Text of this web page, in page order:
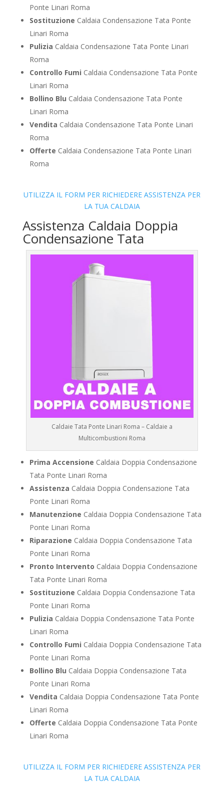
Ponte Linari Roma
Sostituzione Caldaia Condensazione Tata Ponte
Linari Roma
Pulizia Caldaia Condensazione Tata Ponte Linari
Roma
Controllo Fumi Caldaia Condensazione Tata Ponte
Linari Roma
Bollino Blu Caldaia Condensazione Tata Ponte
Linari Roma
Vendita Caldaia Condensazione Tata Ponte Linari
Roma
Offerte Caldaia Condensazione Tata Ponte Linari
Roma
UTILIZZA IL FORM PER RICHIEDERE ASSISTENZA PER
LA TUA CALDAIA
Assistenza Caldaia Doppia
Condensazione Tata
Caldaie Tata Ponte Linari Roma – Caldaie a
Multicombustioni Roma
Prima Accensione Caldaia Doppia Condensazione
Tata Ponte Linari Roma
Assistenza Caldaia Doppia Condensazione Tata
Ponte Linari Roma
Manutenzione Caldaia Doppia Condensazione Tata
Ponte Linari Roma
Riparazione Caldaia Doppia Condensazione Tata
Ponte Linari Roma
Pronto Intervento Caldaia Doppia Condensazione
Tata Ponte Linari Roma
Sostituzione Caldaia Doppia Condensazione Tata
Ponte Linari Roma
Pulizia Caldaia Doppia Condensazione Tata Ponte
Linari Roma
Controllo Fumi Caldaia Doppia Condensazione Tata
Ponte Linari Roma
Bollino Blu Caldaia Doppia Condensazione Tata
Ponte Linari Roma
Vendita Caldaia Doppia Condensazione Tata Ponte
Linari Roma
Offerte Caldaia Doppia Condensazione Tata Ponte
Linari Roma
UTILIZZA IL FORM PER RICHIEDERE ASSISTENZA PER
LA TUA CALDAIA